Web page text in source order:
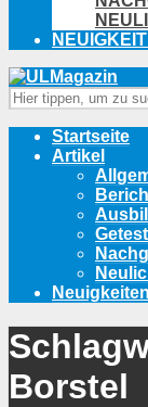
Startseite
Artikel
Neuigkeiten
Borstel